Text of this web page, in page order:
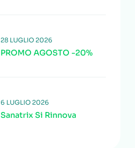
PROMO AGOSTO -20%
28 LUGLIO 2026
Sanatrix Si Rinnova
6 LUGLIO 2026